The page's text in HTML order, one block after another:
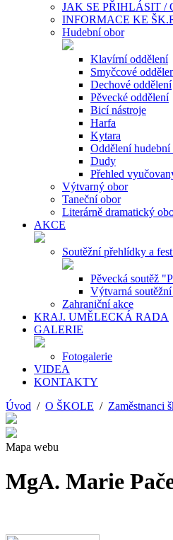
JAK SE PŘIHLÁSIT /
INFORMACE KE
Hudební obor
Klavírní oddělení
Smyčcové
Dechové oddělení
Pěvecké oddělení
Bicí nástroje
Harfa
Kytara
Oddělení hudební
Dudy
Přehled
Výtvarný obor
Taneční obor
Literárně dramatický
AKCE
Soutěžní přehlídky a
Pěvecká soutěž
Výtvarná
Zahraniční akce
KRAJ. UMĚLECKÁ RADA
GALERIE
Fotogalerie
VIDEA
KONTAKTY
Úvod / O ŠKOLE / Zaměstnanci
Mapa webu
MgA. Marie